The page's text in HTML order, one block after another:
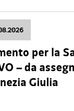
per la
– da
Giulia